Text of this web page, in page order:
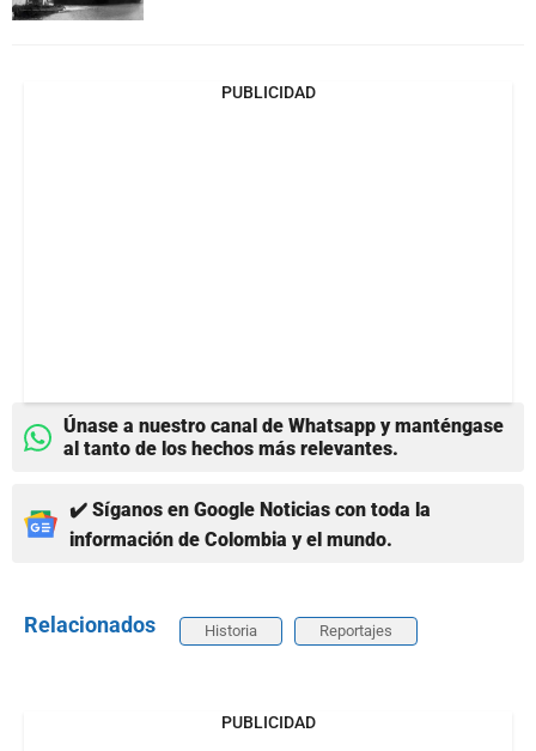
PUBLICIDAD
Únase a nuestro canal de Whatsapp y manténgase
al tanto de los hechos más relevantes.
✔️ Síganos en Google Noticias con toda la
información de Colombia y el mundo.
Relacionados Historia Reportajes
PUBLICIDAD